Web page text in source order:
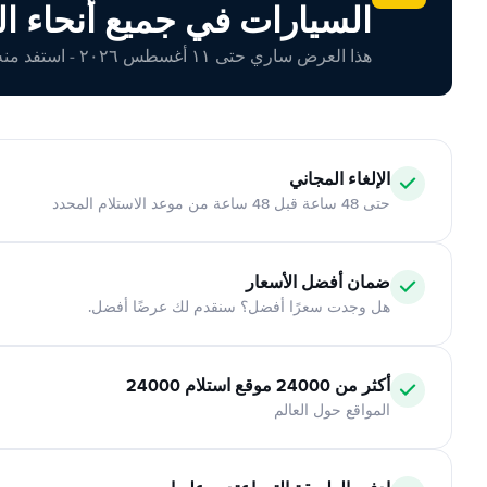
السيارات في جميع أنحاء
هذا العرض ساري حتى ١١ أغسطس ٢٠٢٦ - استفد منه اليوم!
الإلغاء المجاني
حتى 48 ساعة قبل 48 ساعة من موعد الاستلام المحدد
ضمان أفضل الأسعار
هل وجدت سعرًا أفضل؟ سنقدم لك عرضًا أفضل.
أكثر من 24000 موقع استلام 24000
المواقع حول العالم